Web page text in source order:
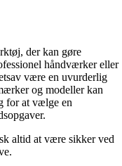
der kan gøre
håndværker eller
være en uvurderlig
og modeller kan
for at vælge en
altid at være sikker ved